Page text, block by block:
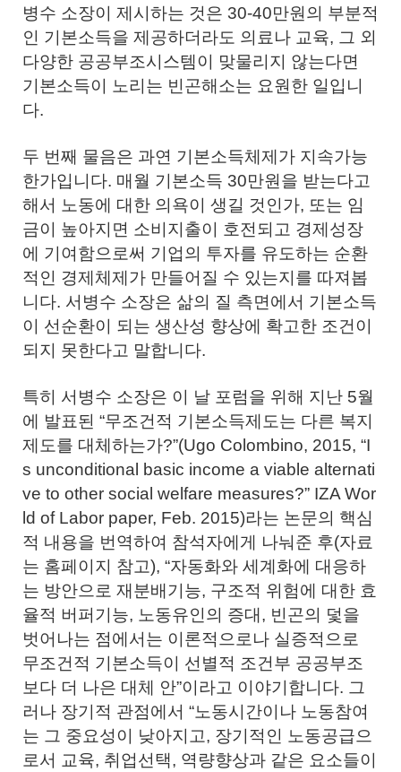
병수 소장이 제시하는 것은 30-40만원의 부분적
인 기본소득을 제공하더라도 의료나 교육, 그 외
다양한 공공부조시스템이 맞물리지 않는다면
기본소득이 노리는 빈곤해소는 요원한 일입니
다.
두 번째 물음은 과연 기본소득체제가 지속가능
한가입니다. 매월 기본소득 30만원을 받는다고
해서 노동에 대한 의욕이 생길 것인가, 또는 임
금이 높아지면 소비지출이 호전되고 경제성장
에 기여함으로써 기업의 투자를 유도하는 순환
적인 경제체제가 만들어질 수 있는지를 따져봅
니다. 서병수 소장은 삶의 질 측면에서 기본소득
이 선순환이 되는 생산성 향상에 확고한 조건이
되지 못한다고 말합니다.
특히 서병수 소장은 이 날 포럼을 위해 지난 5월
에 발표된 “무조건적 기본소득제도는 다른 복지
제도를 대체하는가?”(Ugo Colombino, 2015, “I
s unconditional basic income a viable alternati
ve to other social welfare measures?” IZA Wor
ld of Labor paper, Feb. 2015)라는 논문의 핵심
적 내용을 번역하여 참석자에게 나눠준 후(자료
는 홈페이지 참고), “자동화와 세계화에 대응하
는 방안으로 재분배기능, 구조적 위험에 대한 효
율적 버퍼기능, 노동유인의 증대, 빈곤의 덫을
벗어나는 점에서는 이론적으로나 실증적으로
무조건적 기본소득이 선별적 조건부 공공부조
보다 더 나은 대체 안”이라고 이야기합니다. 그
러나 장기적 관점에서 “노동시간이나 노동참여
는 그 중요성이 낮아지고, 장기적인 노동공급으
로서 교육, 취업선택, 역량향상과 같은 요소들이